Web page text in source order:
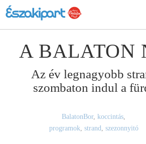
A BALATON
Az év legnagyobb
szombaton indul a
BalatonBor,koccintás,
programok, strand, szezonnyitó